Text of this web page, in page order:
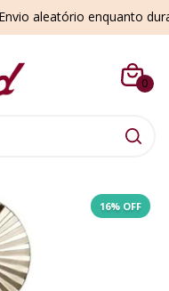
aleatório enquanto
0
16% OFF